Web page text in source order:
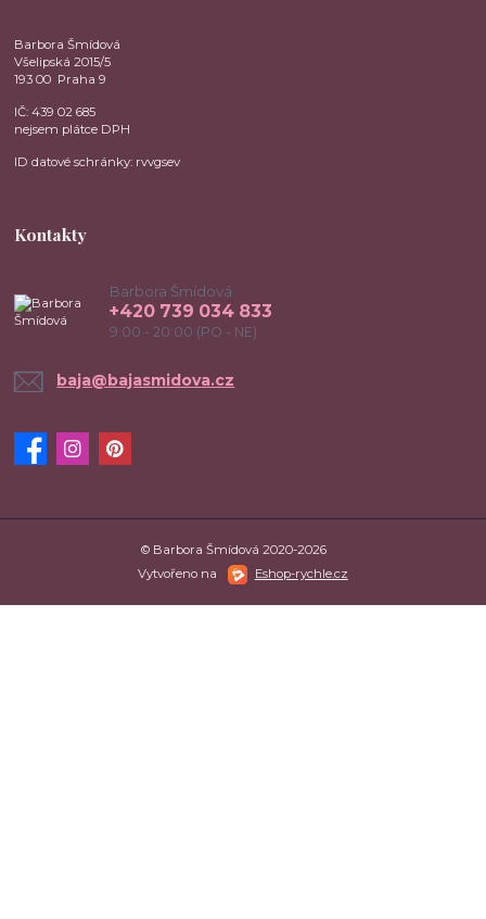
Barbora Šmídová
Všelipská 2015/5
193 00 Praha 9
IČ: 439 02 685
nejsem plátce DPH
ID datové schránky: rvvgsev
Kontakty
Barbora Šmídová
+420 739 034 833
9:00 - 20:00 (PO - NE)
baja@bajasmidova.cz
© Barbora Šmídová 2020-2026
Vytvořeno na
Eshop-rychle.cz